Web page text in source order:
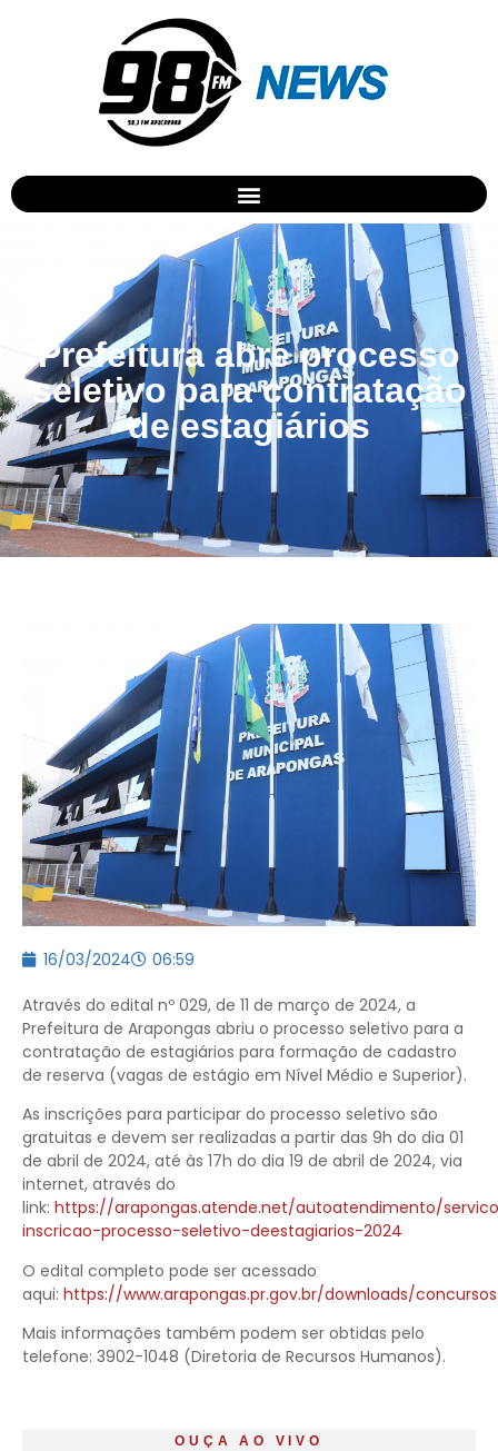
Prefeitura abre processo
seletivo para contratação
de estagiários
16/03/2024 06:59
Através do edital nº 029, de 11 de março de 2024, a
Prefeitura de Arapongas abriu o processo seletivo para a
contratação de estagiários para formação de cadastro
de reserva (vagas de estágio em Nível Médio e Superior).
As inscrições para participar do processo seletivo são
gratuitas e devem ser realizadas a partir das 9h do dia 01
de abril de 2024, até às 17h do dia 19 de abril de 2024, via
internet, através do
link: https://arapongas.atende.net/autoatendimento/
inscricao-processo-seletivo-deestagiarios-2024
O edital completo pode ser acessado
aqui: https://www.arapongas.pr.gov.br/downloads/
Mais informações também podem ser obtidas pelo
telefone: 3902-1048 (Diretoria de Recursos Humanos).
OUÇA AO VIVO